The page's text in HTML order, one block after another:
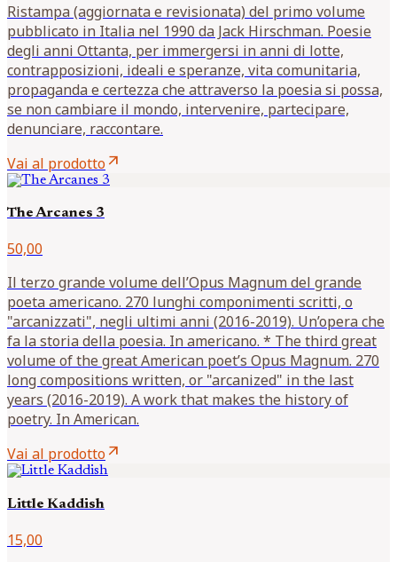
Ristampa (aggiornata e revisionata) del primo volume
pubblicato in Italia nel 1990 da Jack Hirschman. Poesie
degli anni Ottanta, per immergersi in anni di lotte,
contrapposizioni, ideali e speranze, vita comunitaria,
propaganda e certezza che attraverso la poesia si possa,
se non cambiare il mondo, intervenire, partecipare,
denunciare, raccontare.
Vai al prodottoarrow_outward
The Arcanes 3
50,00
Il terzo grande volume dell’Opus Magnum del grande
poeta americano. 270 lunghi componimenti scritti, o
"arcanizzati", negli ultimi anni (2016-2019). Un’opera che
fa la storia della poesia. In americano. * The third great
volume of the great American poet’s Opus Magnum. 270
long compositions written, or "arcanized" in the last
years (2016-2019). A work that makes the history of
poetry. In American.
Vai al prodottoarrow_outward
Little Kaddish
15,00